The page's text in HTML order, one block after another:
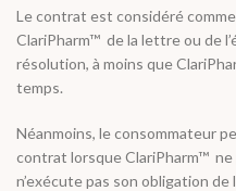
Le contrat est considéré
ClariPharm™ de la lettre ou de
résolution, à moins que
temps.
Néanmoins, le consommateur
contrat lorsque ClariPharm™
n’exécute pas son obligation